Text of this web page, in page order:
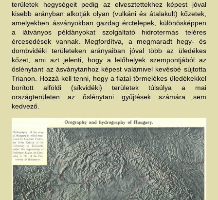
területek hegységeit pedig az elvesztettekhez képest jóval
kisebb arányban alkotják olyan (vulkáni és átalakult) kőzetek,
amelyekben ásványokban gazdag érctelepek, különösképpen
a látványos példányokat szolgáltató hidrotermás teléres
ércesedések vannak. Megfordítva, a megmaradt hegy- és
dombvidéki területeken arányaiban jóval több az üledékes
kőzet, ami azt jelenti, hogy a lelőhelyek szempontjából az
őslénytant az ásványtanhoz képest valamivel kevésbé sújtotta
Trianon. Hozzá kell tenni, hogy a fiatal törmelékes üledékekkel
borított alföldi (síkvidéki) területek túlsúlya a mai
országterületen az őslénytani gyűjtések számára sem
kedvező.